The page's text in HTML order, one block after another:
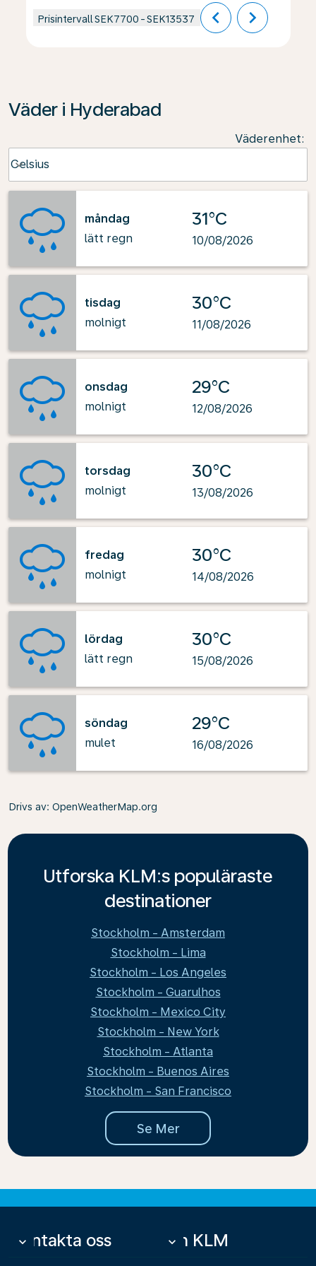
PrisintervallSEK7700 -SEK13537 chevron_left chevron_right
Väder i Hyderabad
Väderenhet:
Celsius
keyboard_arrow_down
måndag
lätt regn
31°C
10/08/2026
tisdag
molnigt
30°C
11/08/2026
onsdag
molnigt
29°C
12/08/2026
torsdag
molnigt
30°C
13/08/2026
fredag
molnigt
30°C
14/08/2026
lördag
lätt regn
30°C
15/08/2026
söndag
mulet
29°C
16/08/2026
Drivs av: OpenWeatherMap.org
Utforska KLM:s populäraste
destinationer
Stockholm - Amsterdam
Stockholm - Lima
Stockholm - Los Angeles
Stockholm - Guarulhos
Stockholm - Mexico City
Stockholm - New York
Stockholm - Atlanta
Stockholm - Buenos Aires
Stockholm - San Francisco
Se Mer
Kontakta oss
keyboard_arrow_down Om KLM
keyboard_arrow_down